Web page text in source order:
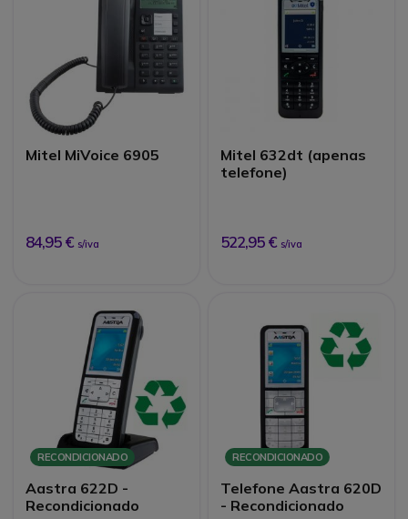
Mitel MiVoice 6905
84,95 € s/iva
Mitel 632dt (apenas
telefone)
522,95 € s/iva
RECONDICIONADO
Aastra 622D -
Recondicionado
RECONDICIONADO
Telefone Aastra 620D
- Recondicionado